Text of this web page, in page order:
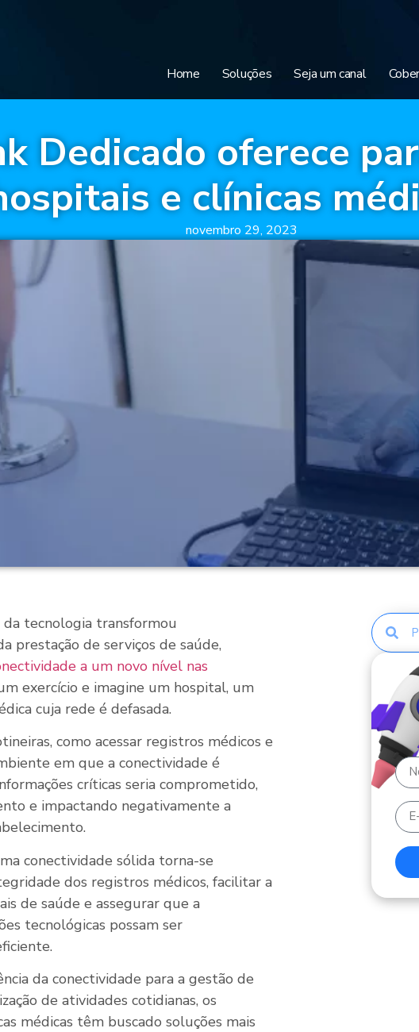
Home Soluções Seja um canal
Dedicado oferece
e clínicas
novembro 29, 2023
da tecnologia transformou
prestação de serviços de saúde,
a um novo nível nas
exercício e imagine um hospital, um
cuja rede é defasada.
como acessar registros médicos e
em que a conectividade é
críticas seria comprometido,
e impactando negativamente a
conectividade sólida torna-se
dos registros médicos, facilitar a
de saúde e assegurar que a
tecnológicas possam ser
da conectividade para a gestão de
de atividades cotidianas, os
médicas têm buscado soluções mais